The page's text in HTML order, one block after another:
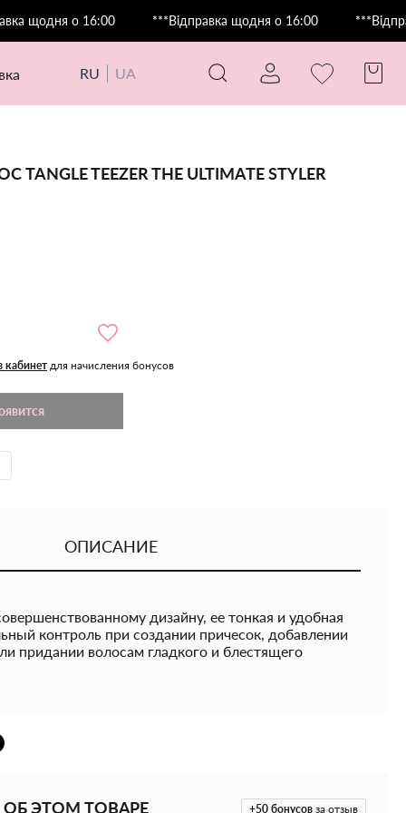
о 16:00 ***Відправка щодня о 16:00 ***Відправка
RU UA
TEEZER THE ULTIMATE STYLER
кабинет для начисления бонусов
ОПИСАНИЕ
дизайну, ее тонкая и удобная
контроль при создании причесок, добавлении
придании волосам гладкого и блестящего
что они идеально подходят для мягкого
+50 бонусов за отзыв
ОБ ЭТОМ ТОВАРЕ